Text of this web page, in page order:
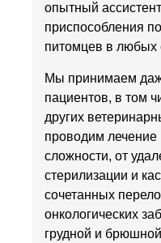
опытный
приспособления
питомцев в любых
Мы принимаем
пациентов, в том
других
проводим
сложности, от
стерилизации и
сочетанных
онкологических
грудной и